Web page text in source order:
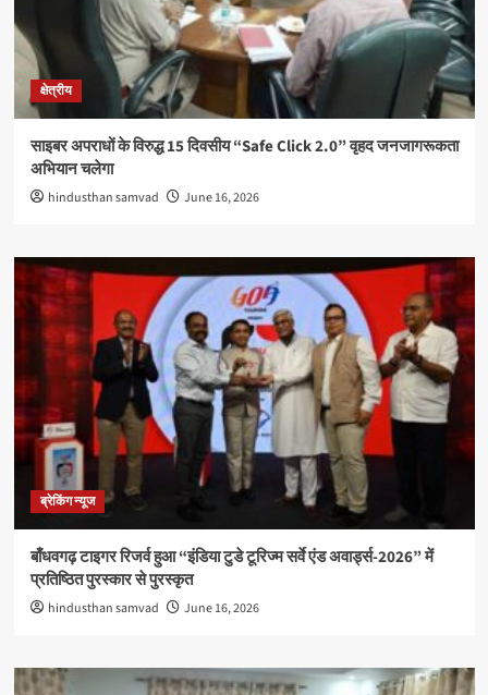
क्षेत्रीय
साइबर अपराधों के विरुद्ध 15 दिवसीय “Safe Click 2.0” वृहद जनजागरूकता
अभियान चलेगा
hindusthan samvad June 16, 2026
ब्रेकिंग न्यूज
बाँधवगढ़ टाइगर रिजर्व हुआ “इंडिया टुडे टूरिज्म सर्वे एंड अवार्ड्स-2026” में
प्रतिष्ठित पुरस्कार से पुरस्कृत
hindusthan samvad June 16, 2026